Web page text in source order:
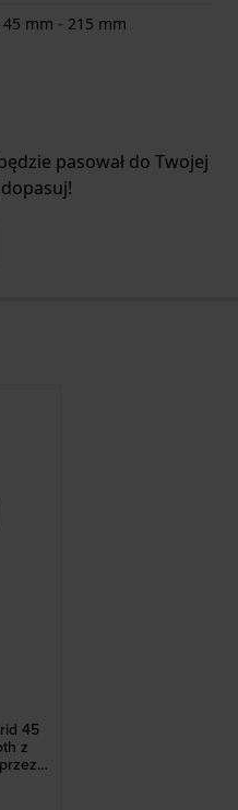
mm - 215 mm
pasował do Twojej
45
z